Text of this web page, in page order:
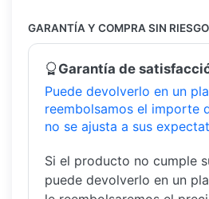
GARANTÍA Y COMPRA SIN RIESGO
Garantía de
Puede devolverlo en un
reembolsamos el importe
no se ajusta a sus
Si el producto no cumple
puede devolverlo en un